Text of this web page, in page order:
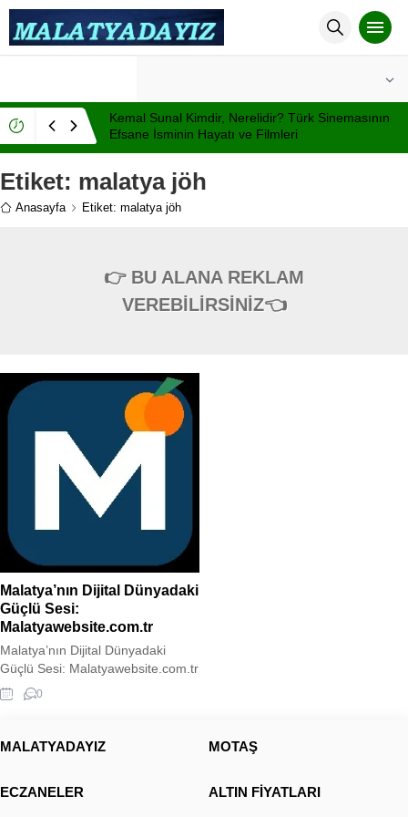
Kemal Sunal Kimdir, Nerelidir? Türk Sinemasının
Efsane İsminin Hayatı ve Filmleri
Etiket: malatya jöh
Anasayfa Etiket: malatya jöh
👉 BU ALANA REKLAM
VEREBİLİRSİNİZ👈
Malatya’nın Dijital Dünyadaki
Güçlü Sesi:
Malatyawebsite.com.tr
Malatya’nın Dijital Dünyadaki
Güçlü Sesi: Malatyawebsite.com.tr
Malatyawebsite Malatya’nın
nabzını tutan, şehrin kültürel
anlayışıyla birleştiren
haber portalı olarak yayın
0
MALATYADAYIZ MOTAŞ
ECZANELER ALTIN FİYATLARI